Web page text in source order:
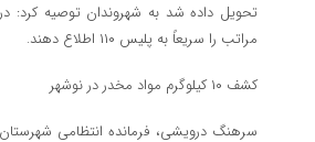
تحویل داده شد به شهروندان توصیه کرد:
مراتب را سریعاً به پلیس ۱۱۰ اطلاع دهند.
کشف ۱۰ کیلوگرم مواد مخدر در نوشهر